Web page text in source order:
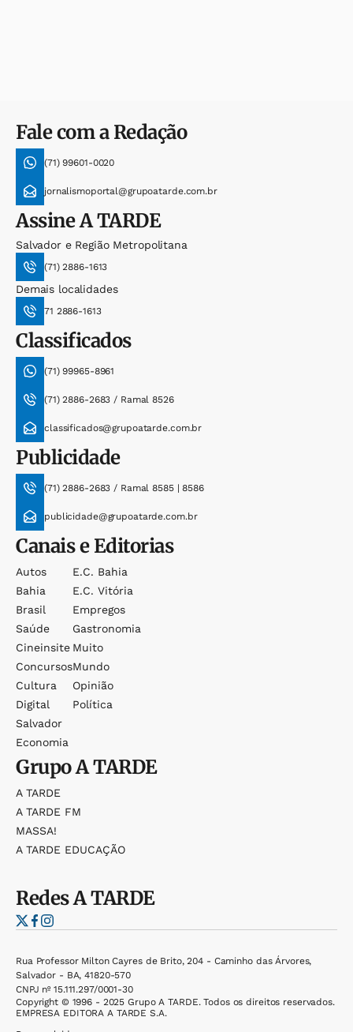
Fale com a Redação
(71) 99601-0020
jornalismoportal@grupoatarde.com.br
AssineA TARDE
Salvador e Região Metropolitana
(71) 2886-1613
Demais localidades
71 2886-1613
Classificados
(71) 99965-8961
(71) 2886-2683 / Ramal 8526
classificados@grupoatarde.com.br
Publicidade
(71) 2886-2683 / Ramal 8585 | 8586
publicidade@grupoatarde.com.br
Canais e Editorias
Autos
Bahia
Brasil
Saúde
Cineinsite
Concursos
Cultura
Digital
Salvador
Economia
E.c. Bahia
E.c. Vitória
Empregos
Gastronomia
Muito
Mundo
Opinião
Política
GrupoA TARDE
A TARDE
A TARDE FM
MASSA!
A TARDE EDUCAÇÃO
RedesA TARDE
Rua Professor Milton Cayres de Brito, 204 - Caminho das Árvores,
Salvador - BA, 41820-570
CNPJ nº 15.111.297/0001-30
Copyright © 1996 - 2025 Grupo A TARDE. Todos os direitos reservados.
EMPRESA EDITORA A TARDE S.A.